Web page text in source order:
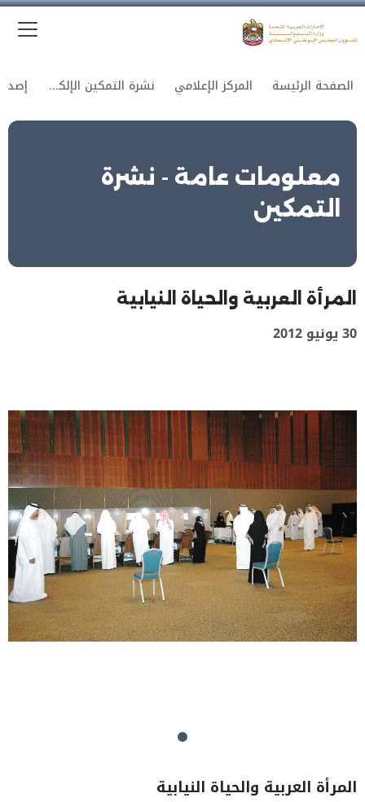
الصفحة الرئيسة المركز الإعلامي نشرة التمكين الإلكترونية
معلومات عامة - نشرة
التمكين
المرأة العربية والحياة النيابية
30 يونيو 2012
المرأة العربية والحياة النيابية